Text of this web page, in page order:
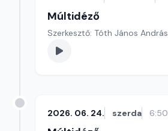
Múltidéző
Szerkesztő: Tóth János András
2026. 06. 24. szerda 6:50